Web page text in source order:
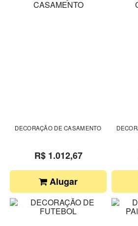
DECORAÇÃO DE CASAMENTO
R$ 1.012,67
Alugar